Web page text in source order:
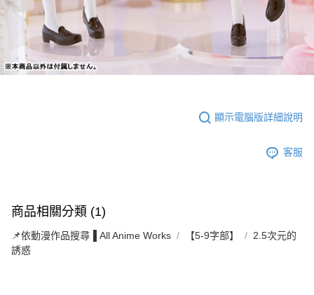
顯示電腦版詳細說明
客服
商品相關分類 (1)
📌依動漫作品搜尋▐ All Anime Works 【5-9字部】
2.5次元的
誘惑